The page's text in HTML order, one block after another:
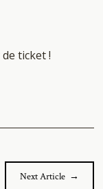
ticket !
Next Article →